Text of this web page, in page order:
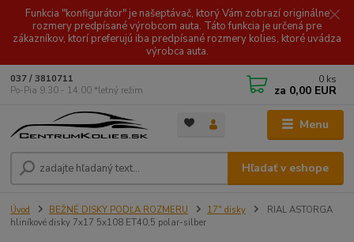
Funkcia "konfigurátor" je našeptávač, ktorý Vám zobrazí originálne
rozmery predpísané výrobcom auta. Táto funkcia je určená pre
zákazníkov, ktorí preferujú iba predpísané rozmery kolies, ktoré uvádza
výrobca auta.
Menu
Hľadať v eshope
037 / 3810711
Po-Pia 9.30 - 14.00 *letný režim
0 ks
za 0,00 EUR
Úvod BEŽNÉ DISKY PODĽA ROZMERU 17" disky
RIAL ASTORGA
hliníkové disky 7x17 5x108 ET40,5 polar-silber